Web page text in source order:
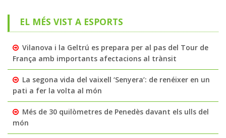
EL MÉS VIST A ESPORTS
Vilanova i la Geltrú es prepara per al pas del Tour de
França amb importants afectacions al trànsit
La segona vida del vaixell ‘Senyera’: de renéixer en un
pati a fer la volta al món
Més de 30 quilòmetres de Penedès davant els ulls del
món